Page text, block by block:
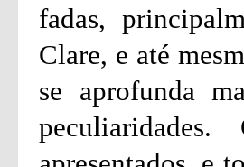
fadas,
Clare, e até
se aprofunda